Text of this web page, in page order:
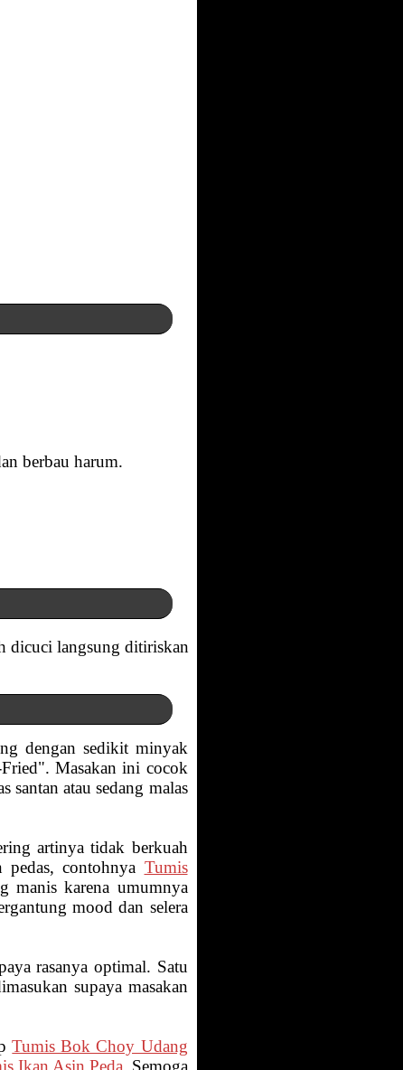
berbau harum.
dicuci langsung ditiriskan
dengan sedikit minyak
Masakan ini cocok
atau sedang malas
artinya tidak berkuah
contohnya Tumis
manis karena umumnya
mood dan selera
rasanya optimal. Satu
supaya masakan
Tumis Bok Choy Udang
Ikan Asin Peda . Semoga